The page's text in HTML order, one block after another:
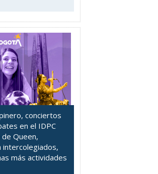
conciertos
en el IDPC
Queen,
intercolegiados,
más actividades